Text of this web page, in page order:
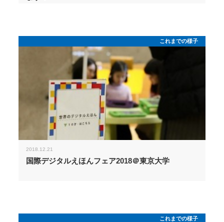
これまでの様子
2018.12.21
国際デジタルえほんフェア2018＠東京大学
これまでの様子